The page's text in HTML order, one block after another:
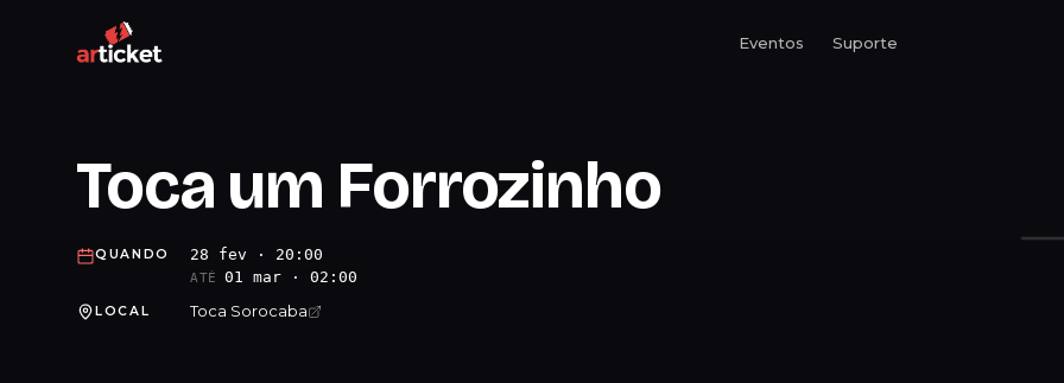
Eventos Suporte
Toca um Forrozinho
QUANDO 28 fev · 20:00
ATÉ 01 mar · 02:00
LOCAL Toca Sorocaba